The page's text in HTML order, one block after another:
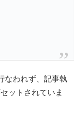
なわれず、記事執
ットされていま